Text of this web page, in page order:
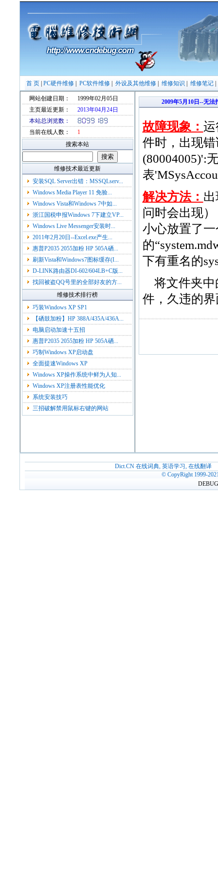
首 页 PC硬件维修 PC软件维修 外设及其他维修 维修知识 维修笔记
网站创建日期：
1999年02月05日
主页最近更新：
2013年04月24日
本站总浏览数：
当前在线人数：
1
搜索本站
维修技术最近更新
安装SQL Server出错：MSSQLserv...
Windows Media Player 11 免验...
Windows Vista和Windows 7中如...
浙江国税申报Windows 7下建立VP...
Windows Live Messenger安装时...
2011年2月20日--Excel.exe产生...
惠普P2035 2055加粉 HP 505A硒...
刷新Vista和Windows7图标缓存(I...
D-LINK路由器DI-602/604LB+C版...
找回被盗QQ号里的全部好友的方...
维修技术排行榜
巧装Windows XP SP1
【硒鼓加粉】HP 388A/435A/436A...
电脑启动加速十五招
惠普P2035 2055加粉 HP 505A硒...
巧制Windows XP启动盘
全面提速Windows XP
Windows XP操作系统中鲜为人知...
Windows XP注册表性能优化
系统安装技巧
三招破解禁用鼠标右键的网站
2009年5月10日--无
故障现象：
件时，出现
(80004005)':
表
解决方法：
问时会出现
小心放置了一
的
下有重名的
将文件夹中
件，久违的
Dict.CN 在线词典, 英语学习, 在线翻译
© CopyRight 1999-